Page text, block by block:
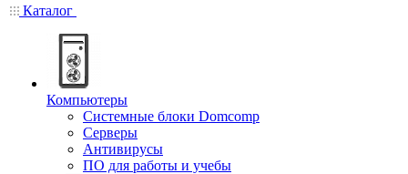
Каталог
Компьютеры
Системные блоки Domcomp
Серверы
Антивирусы
ПО для работы и учебы